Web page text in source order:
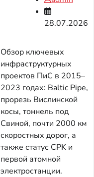
28.07.2026
Обзор ключевых
инфраструктурных
проектов ПиС в 2015–
2023 годах: Baltic Pipe,
прорезь Вислинской
косы, тоннель под
Свиной, почти 2000 км
скоростных дорог, а
также статус CPK и
первой атомной
электростанции.